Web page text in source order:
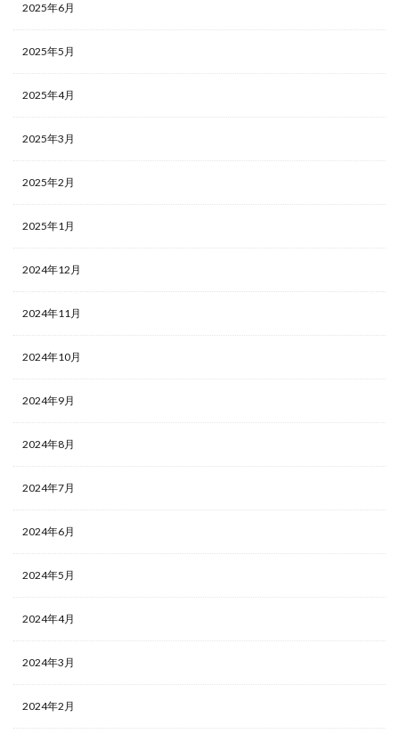
2025年6月
2025年5月
2025年4月
2025年3月
2025年2月
2025年1月
2024年12月
2024年11月
2024年10月
2024年9月
2024年8月
2024年7月
2024年6月
2024年5月
2024年4月
2024年3月
2024年2月